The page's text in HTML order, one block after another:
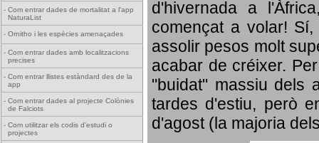
- Com entrar dades de mortalitat a l'app
NaturaList
- Ornitho i les espècies amenaçades
- Com entrar dades amb localitzacions
precises
- Com entrar llistes estàndard des de la
app
- Com entrar dades al projecte Colònies
de Falciots
- Com utilitzar els codis d'estudi o
projectes
d'hivernada a
començat a volar!
assolir pesos molt
acabar de créixer.
"buidat" massiu dels
tardes d'estiu, però
d'agost (la majoria